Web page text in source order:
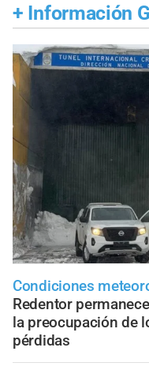
+ Información
Condiciones
Redentor
la preocupación de
pérdidas